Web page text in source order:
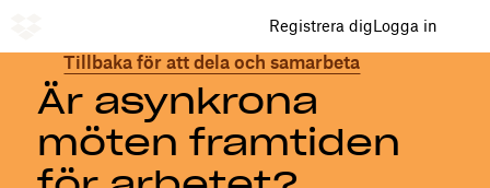
Registrera digLogga in
​​Tillbaka för att dela och samarbeta
Är asynkrona
möten framtiden